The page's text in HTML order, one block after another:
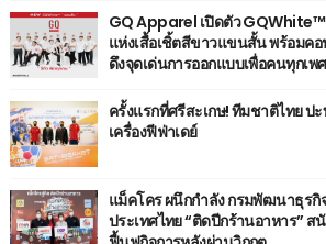
GQ Apparel เปิดตัว
แห่งเสื้อเชิ้ตสีขาวแขนสั้น พร้อมค
ดึงจุดเด่นการออกแบบเพื่อคนทุกเพ
ครั้งแรกที่ศรีสะเกษ! ทีมชาติไทย ป
เครื่องฟีฟ่าเดย์
แม็คโคร ผนึกกำลัง กรมพัฒนาธุรกิ
ประเทศไทย “ติดปีกร้านอาหาร”